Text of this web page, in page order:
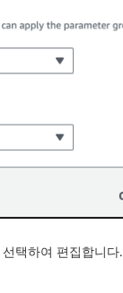
택하여 편집합니다.